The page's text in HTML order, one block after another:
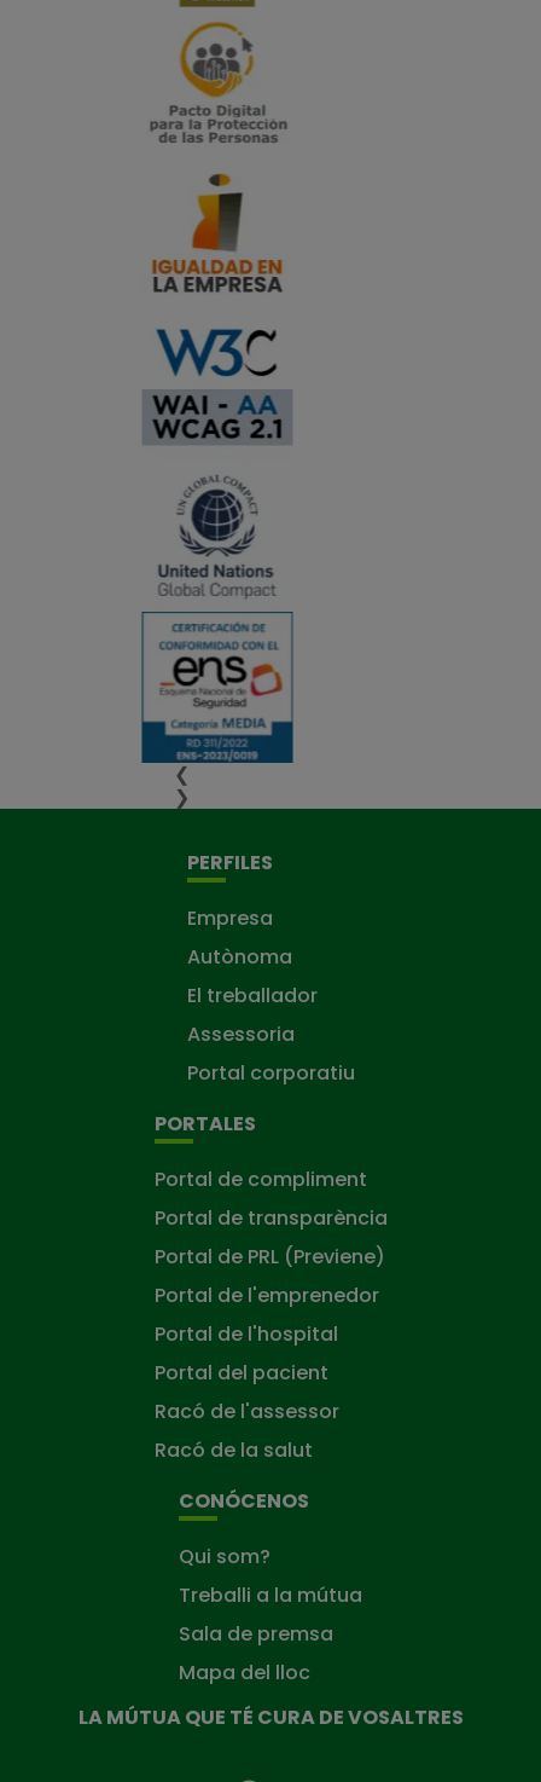
❮
❯
PERFILES
Empresa
Autònoma
El treballador
Assessoria
Portal corporatiu
PORTALES
Portal de compliment
Portal de transparència
Portal de PRL (Previene)
Portal de l'emprenedor
Portal de l'hospital
Portal del pacient
Racó de l'assessor
Racó de la salut
CONÓCENOS
Qui som?
Treballi a la mútua
Sala de premsa
Mapa del lloc
LA MÚTUA QUE TÉ CURA DE VOSALTRES